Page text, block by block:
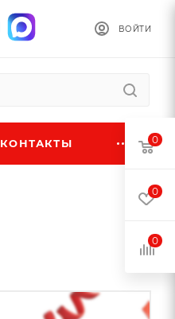
ВОЙТИ
КОНТАКТЫ 0
0
0